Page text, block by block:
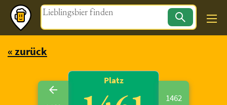
Magazin
« zurück
Platz
1462